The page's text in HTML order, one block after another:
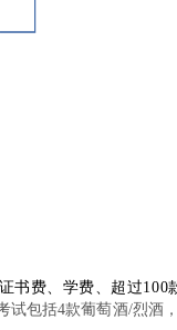
费、学费、超过100
包括4款葡萄酒/烈酒